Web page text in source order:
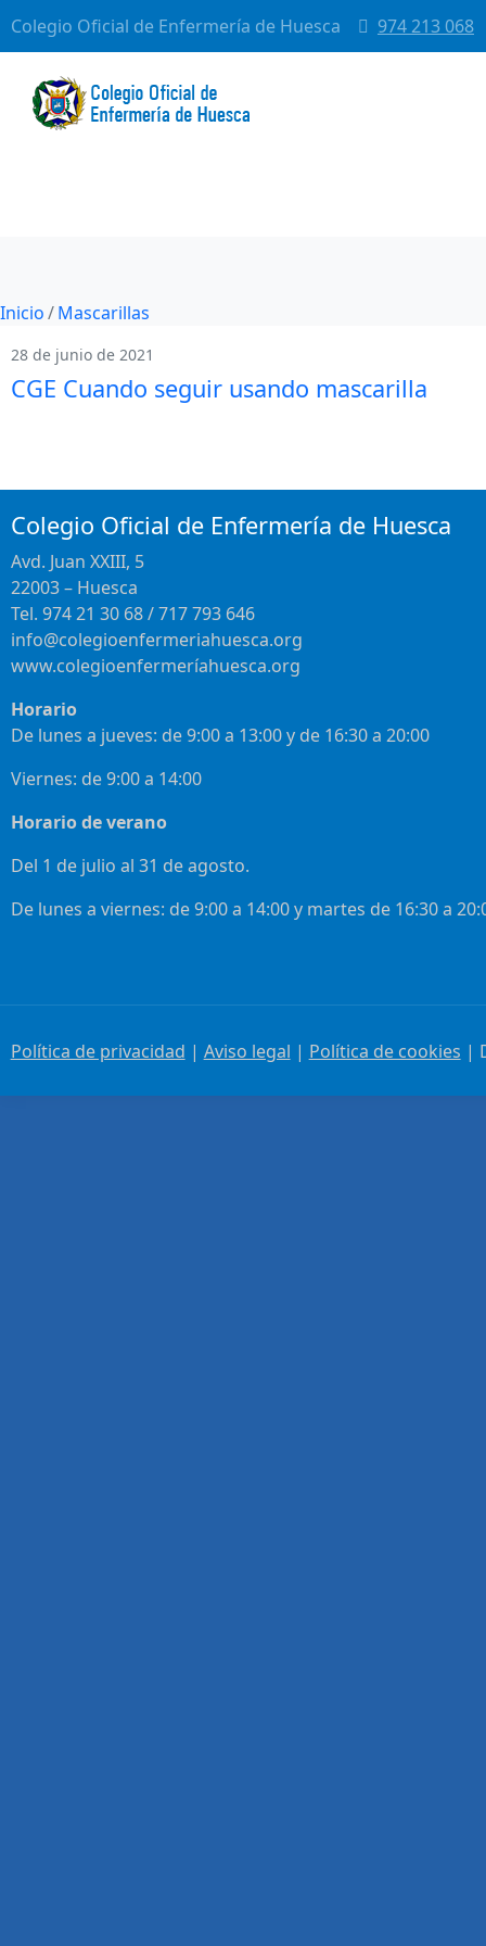
Colegio Oficial de Enfermería de Huesca 974 213 068
Inicio Mascarillas
28 de junio de 2021
CGE Cuando seguir usando mascarilla
Colegio Oficial de Enfermería de Huesca
Avd. Juan XXIII, 5
22003 – Huesca
Tel. 974 21 30 68 / 717 793 646
info@colegioenfermeriahuesca.org
www.colegioenfermeríahuesca.org
Horario
De lunes a jueves: de 9:00 a 13:00 y de 16:30 a 20:00
Viernes: de 9:00 a 14:00
Horario de verano
Del 1 de julio al 31 de agosto.
De lunes a viernes: de 9:00 a 14:00 y martes de 16:30 a
Política de privacidad | Aviso legal | Política de cookies |